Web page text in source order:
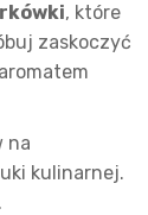
, które
zaskoczyć
na
kulinarnej.